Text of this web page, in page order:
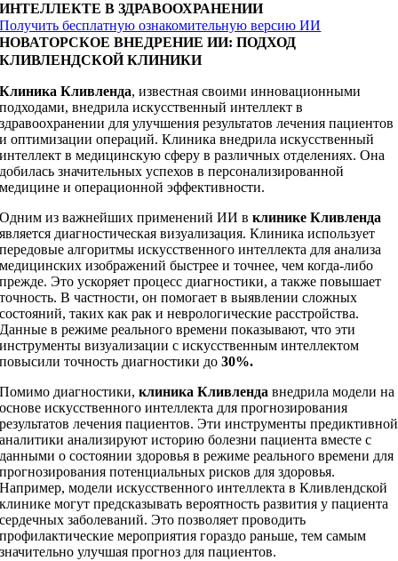
ИНТЕЛЛЕКТЕ В ЗДРАВООХРАНЕНИИ
Получить бесплатную ознакомительную версию ИИ
НОВАТОРСКОЕ ВНЕДРЕНИЕ ИИ: ПОДХОД
КЛИВЛЕНДСКОЙ КЛИНИКИ
Клиника Кливленда, известная своими инновационными
подходами, внедрила искусственный интеллект в
здравоохранении для улучшения результатов лечения пациентов
и оптимизации операций. Клиника внедрила искусственный
интеллект в медицинскую сферу в различных отделениях. Она
добилась значительных успехов в персонализированной
медицине и операционной эффективности.
Одним из важнейших применений ИИ вклинике Кливленда
является диагностическая визуализация. Клиника использует
передовые алгоритмы искусственного интеллекта для анализа
медицинских изображений быстрее и точнее, чем когда-либо
прежде. Это ускоряет процесс диагностики, а также повышает
точность. В частности, он помогает в выявлении сложных
состояний, таких как рак и неврологические расстройства.
Данные в режиме реального времени показывают, что эти
инструменты визуализации с искусственным интеллектом
повысили точность диагностики до30%.
Помимо диагностики,клиника Кливленда внедрила модели на
основе искусственного интеллекта для прогнозирования
результатов лечения пациентов. Эти инструменты предиктивной
аналитики анализируют историю болезни пациента вместе с
данными о состоянии здоровья в режиме реального времени для
прогнозирования потенциальных рисков для здоровья.
Например, модели искусственного интеллекта в Кливлендской
клинике могут предсказывать вероятность развития у пациента
сердечных заболеваний. Это позволяет проводить
профилактические мероприятия гораздо раньше, тем самым
значительно улучшая прогноз для пациентов.